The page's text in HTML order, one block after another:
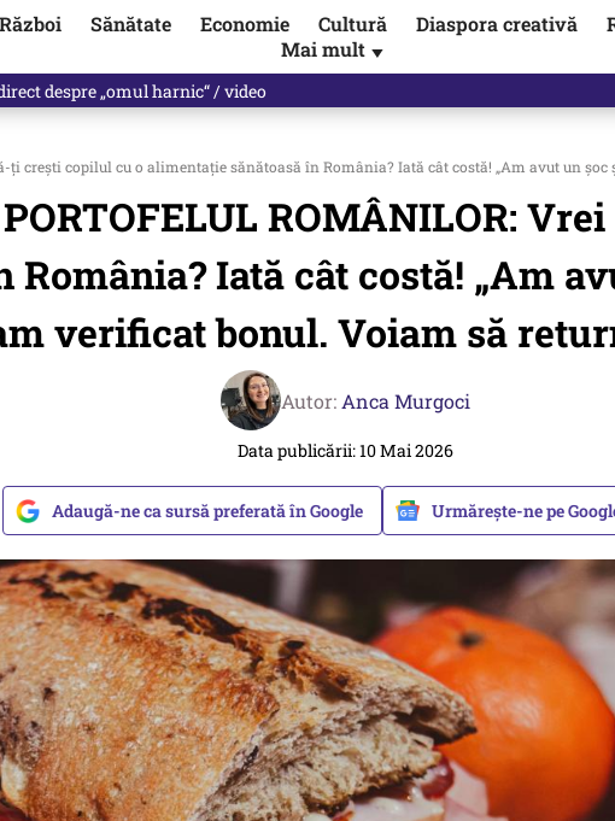
Război Sănătate Economie Cultură Diaspora creativă
Mai mult ▼
anunță că a încălcat legea, de două ori. Planuri de pregătire pentru
ți crești copilul cu o alimentație sănătoasă în România? Iată cât costă! „Am avut un
PORTOFELUL ROMÂNILOR:
Iată cât costă! „Am
verificat bonul. Voiam să
Autor: Anca Murgoci
Data publicării: 10 Mai 2026
Adaugă-ne ca sursă preferată în Google Urmărește-ne pe